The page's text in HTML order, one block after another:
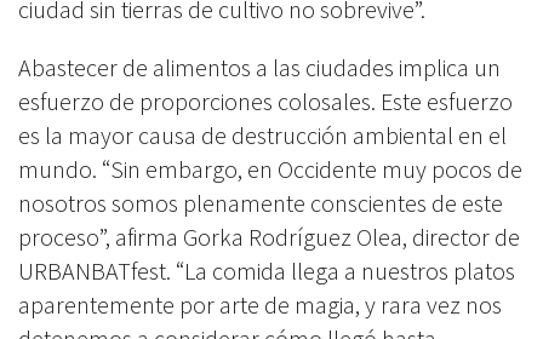
ciudad sin tierras de cultivo no sobrevive”.
Abastecer de alimentos a las ciudades implica un
esfuerzo de proporciones colosales. Este esfuerzo
es la mayor causa de destrucción ambiental en el
mundo. “Sin embargo, en Occidente muy pocos de
nosotros somos plenamente conscientes de este
proceso”, afirma Gorka Rodríguez Olea, director de
URBANBATfest. “La comida llega a nuestros platos
aparentemente por arte de magia, y rara vez nos